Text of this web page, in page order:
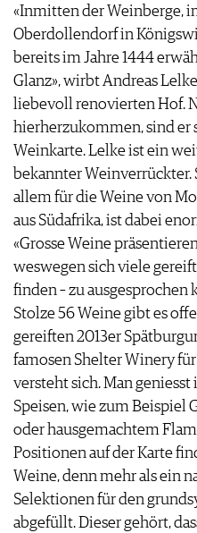
«Inmitten der Weinberge,
Oberdollendorf in
bereits im Jahre 1444
Glanz», wirbt Andreas
liebevoll renovierten Hof.
hierherzukommen, sind er
Weinkarte. Lelke ist ein
bekannter Weinverrückter.
allem für die Weine von
aus Südafrika, ist dabei
«Grosse Weine
weswegen sich viele
finden – zu
Stolze 56 Weine gibt es
gereiften 2013er
famosen Shelter Winery
versteht sich. Man
Speisen, wie zum Beispiel
oder hausgemachtem
Positionen auf der Karte
Weine, denn mehr als ein
Selektionen für den
abgefüllt. Dieser gehört,